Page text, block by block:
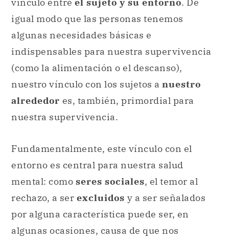
(como la alimentación o el descanso),
nuestro vínculo con los sujetos anuestro
alrededores, también, primordial para
nuestra supervivencia.
Fundamentalmente, este vínculo con el
entorno es central para nuestra salud
mental: comoseres sociales
por alguna característica puede ser, en
algunas ocasiones, causa de que nos
cubramos bajo este u otros métodos de
defensa.
Esta defensa tal vez sea parte de un miedo